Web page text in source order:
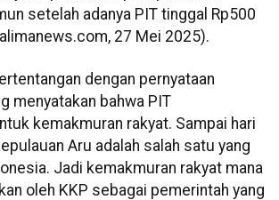
setelah adanya PIT tinggal Rp500
27 Mei 2025).
dengan pernyataan
menyatakan bahwa PIT
kemakmuran rakyat. Sampai hari
Aru adalah salah satu yang
Jadi kemakmuran rakyat mana
oleh KKP sebagai pemerintah yang